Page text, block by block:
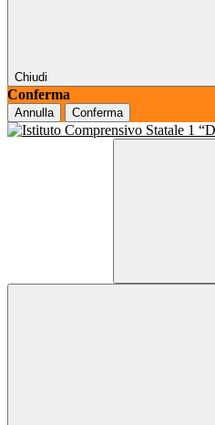
Chiudi
Conferma
Annulla Conferma